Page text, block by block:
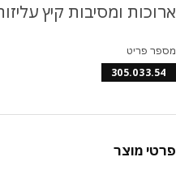
ומסיבות קיץ עליזות.
פריט
מוצר